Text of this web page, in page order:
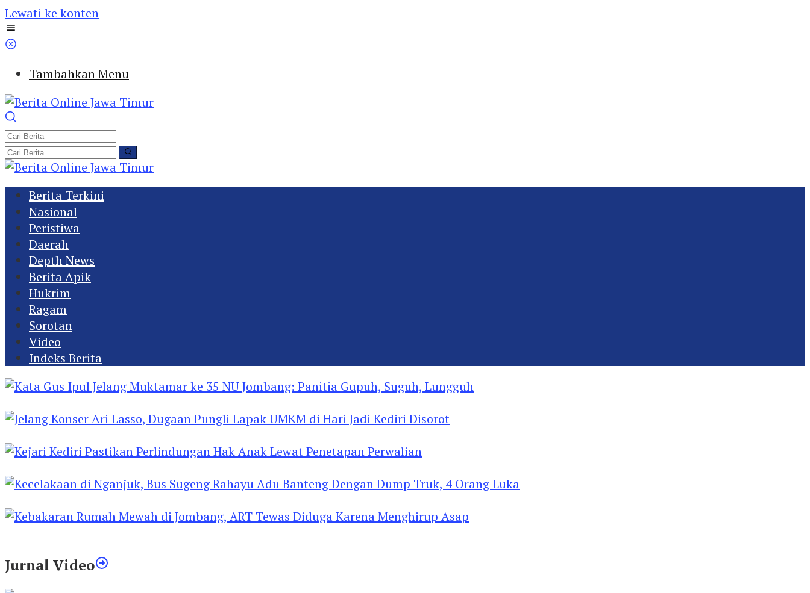
Lewati ke konten
Tambahkan Menu
Berita Terkini
Nasional
Peristiwa
Daerah
Depth News
Berita Apik
Hukrim
Ragam
Sorotan
Video
Indeks Berita
Jurnal Video